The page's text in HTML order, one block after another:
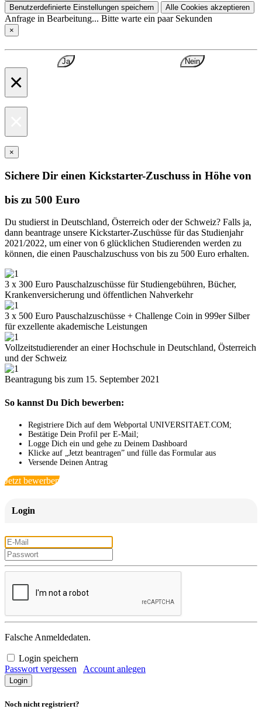
Benutzerdefinierte Einstellungen speichern
Alle Cookies akzeptieren
Anfrage in Bearbeitung... Bitte warte ein paar Sekunden
×
Ja Nein
×
×
Sichere Dir einen Kickstarter-Zuschuss in Höhe von
bis zu 500 Euro
Du studierst in Deutschland, Österreich oder der Schweiz? Falls ja,
dann beantrage unsere Kickstarter-Zuschüsse für das Studienjahr
2021/2022, um einer von 6 glücklichen Studierenden werden zu
können, die einen Pauschalzuschuss von bis zu 500 Euro erhalten.
3 x 300 Euro Pauschalzuschüsse für Studiengebühren, Bücher,
Krankenversicherung und öffentlichen Nahverkehr
3 x 500 Euro Pauschalzuschüsse + Challenge Coin in 999er Silber
für exzellente akademische Leistungen
Vollzeitstudierender an einer Hochschule in Deutschland, Österreich
und der Schweiz
Beantragung bis zum 15. September 2021
So kannst Du Dich bewerben:
Registriere Dich auf dem Webportal UNIVERSITAET.COM;
Bestätige Dein Profil per E-Mail;
Logge Dich ein und gehe zu Deinem Dashboard
Klicke auf „Jetzt beantragen” und fülle das Formular aus
Versende Deinen Antrag
Jetzt bewerben
Login
Falsche Anmeldedaten.
Login speichern
Passwort vergessen
Account anlegen
Noch nicht registriert?